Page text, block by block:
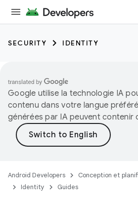
SECURITY IDENTITY
Google utilise la technologie IA
contenu dans votre langue
générées par IA peuvent contenir
Android Developers Conception et
Identity
Guides